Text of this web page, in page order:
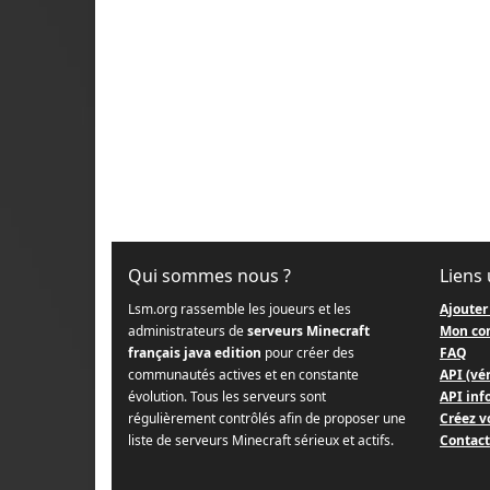
Qui sommes nous ?
Lsm.org rassemble les joueurs et les
administrateurs deserveurs Minecraft
français java edition pour créer des
communautés actives et en constante
évolution. Tous les serveurs sont
régulièrement contrôlés afin de proposer une
liste de serveurs Minecraft sérieux et actifs.
Liens
Mon
FAQ
API
API
Créez
Contact